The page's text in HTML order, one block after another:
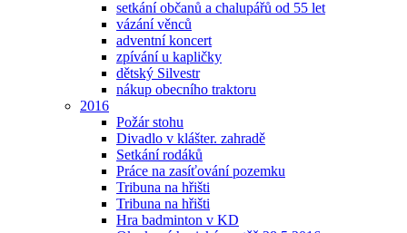
setkání občanů a chalupářů od 55 let
vázání věnců
adventní koncert
zpívání u kapličky
dětský Silvestr
nákup obecního traktoru
2016
Požár stohu
Divadlo v klášter. zahradě
Setkání rodáků
Práce na zasíťování pozemku
Tribuna na hřišti
Tribuna na hřišti
Hra badminton v KD